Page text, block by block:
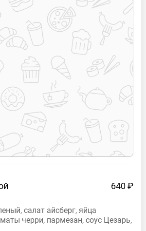
640 ₽
салат айсберг, яйца
черри, пармезан, соус Цезарь,